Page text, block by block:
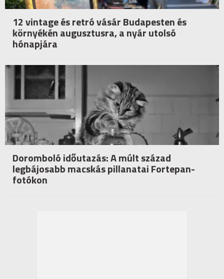
12 vintage és retró vásár Budapesten és
környékén augusztusra, a nyár utolsó
hónapjára
Doromboló időutazás: A múlt század
legbájosabb macskás pillanatai Fortepan-
fotókon